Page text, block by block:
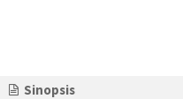
Sinopsis